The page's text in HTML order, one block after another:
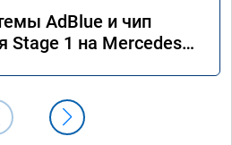
AdBlue и чип
Stage 1 на Mercedes